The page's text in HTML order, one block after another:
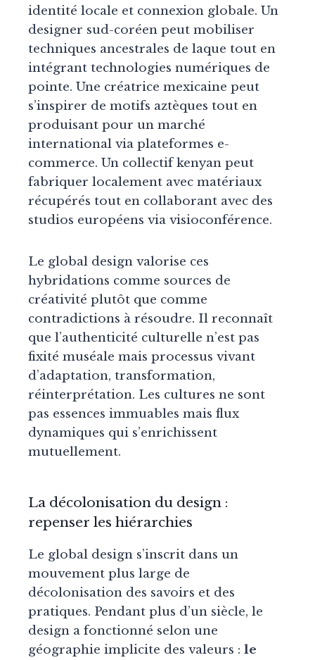
identité locale et connexion globale. Un
designer sud-coréen peut mobiliser
techniques ancestrales de laque tout en
intégrant technologies numériques de
pointe. Une créatrice mexicaine peut
s’inspirer de motifs aztèques tout en
produisant pour un marché
international via plateformes e-
commerce. Un collectif kenyan peut
fabriquer localement avec matériaux
récupérés tout en collaborant avec des
studios européens via visioconférence.
Le global design valorise ces
hybridations comme sources de
créativité plutôt que comme
contradictions à résoudre. Il reconnaît
que l’authenticité culturelle n’est pas
fixité muséale mais processus vivant
d’adaptation, transformation,
réinterprétation. Les cultures ne sont
pas essences immuables mais flux
dynamiques qui s’enrichissent
mutuellement.
La décolonisation du design :
repenser les hiérarchies
Le global design s’inscrit dans un
mouvement plus large de
décolonisation des savoirs et des
pratiques. Pendant plus d’un siècle, le
design a fonctionné selon une
géographie implicite des valeurs : le